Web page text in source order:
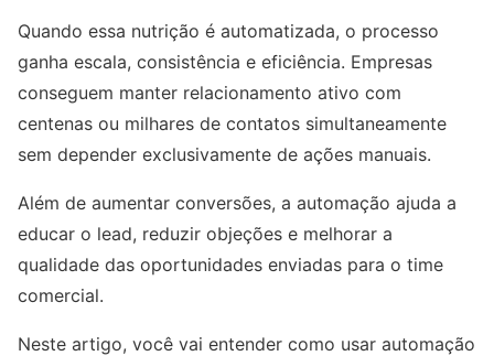
Quando essa nutrição é automatizada, o processo
ganha escala, consistência e eficiência. Empresas
conseguem manter relacionamento ativo com
centenas ou milhares de contatos simultaneamente
sem depender exclusivamente de ações manuais.
Além de aumentar conversões, a automação ajuda a
educar o lead, reduzir objeções e melhorar a
qualidade das oportunidades enviadas para o time
comercial.
Neste artigo, você vai entender como usar automação